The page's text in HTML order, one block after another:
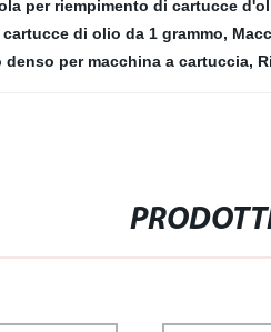
per riempimento di cartucce
di olio da 1 grammo,
denso per macchina a cartuccia,